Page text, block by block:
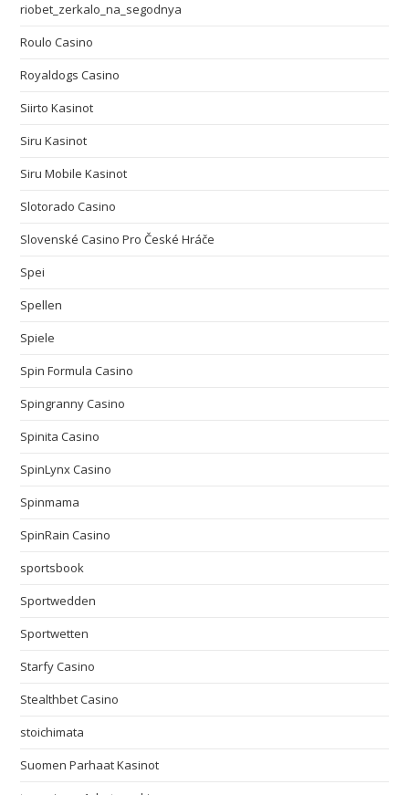
riobet_zerkalo_na_segodnya
Roulo Casino
Royaldogs Casino
Siirto Kasinot
Siru Kasinot
Siru Mobile Kasinot
Slotorado Casino
Slovenské Casino Pro České Hráče
Spei
Spellen
Spiele
Spin Formula Casino
Spingranny Casino
Spinita Casino
SpinLynx Casino
Spinmama
SpinRain Casino
sportsbook
Sportwedden
Sportwetten
Starfy Casino
Stealthbet Casino
stoichimata
Suomen Parhaat Kasinot